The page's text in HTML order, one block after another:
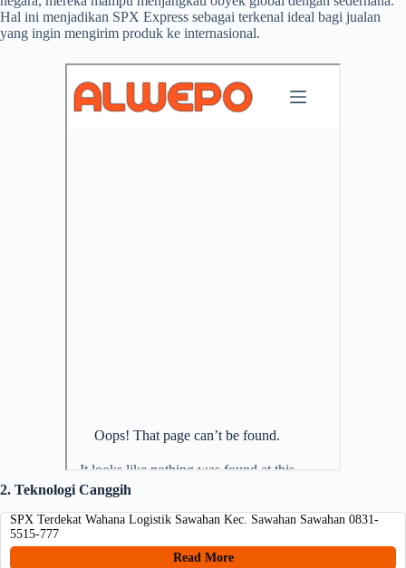
Hal ini menjadikan SPX Express sebagai terkenal ideal bagi jualan
yang ingin mengirim produk ke internasional.
2. Teknologi Canggih
SPX Terdekat Wahana Logistik Sawahan Kec. Sawahan Sawahan 0831-
5515-777
Read More